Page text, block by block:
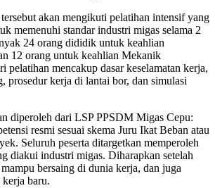
akan mengikuti pelatihan intensif yang
memenuhi standar industri migas selama 2
24 orang dididik untuk keahlian
12 orang untuk keahlian Mekanik
pelatihan mencakup dasar keselamatan kerja,
prosedur kerja di lantai bor, dan simulasi
diperoleh dari LSP PPSDM Migas Cepu:
resmi sesuai skema Juru Ikat Beban atau
Seluruh peserta ditargetkan memperoleh
diakui industri migas. Diharapkan setelah
bersaing di dunia kerja, dan juga
baru.